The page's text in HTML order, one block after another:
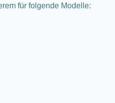
für folgende Modelle: